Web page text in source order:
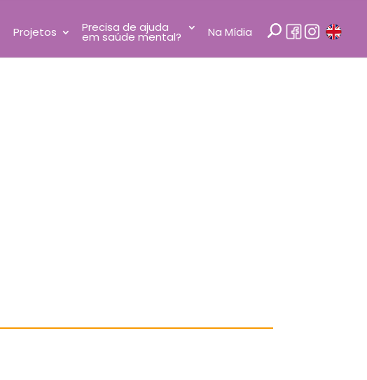
Projetos Precisa de ajuda
em saúde mental? Na Mídia